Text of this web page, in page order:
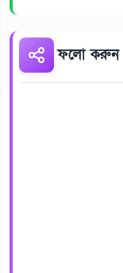
ফলো করুন